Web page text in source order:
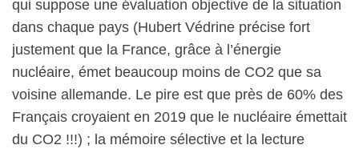
qui suppose une évaluation objective de la situation
dans chaque pays (Hubert Védrine précise fort
justement que la France, grâce à l’énergie
nucléaire, émet beaucoup moins de CO2 que sa
voisine allemande. Le pire est que près de 60% des
Français croyaient en 2019 que le nucléaire émettait
du CO2 !!!) ; la mémoire sélective et la lecture